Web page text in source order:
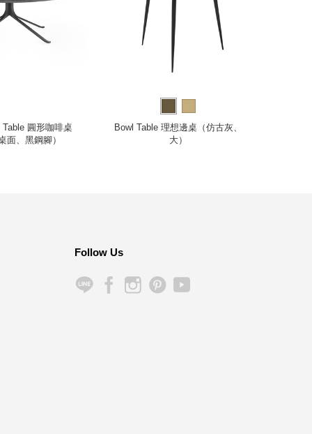
圓形咖啡桌
面、黑鋼腳）
Bowl Table 理想邊桌（仿古灰、
大）
Follow Us